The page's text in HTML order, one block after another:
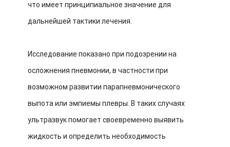
что имеет принципиальное значение для
дальнейшей тактики лечения.
Исследование показано при подозрении на
осложнения пневмонии, в частности при
возможном развитии парапневмонического
выпота или эмпиемы плевры. В таких случаях
ультразвук помогает своевременно выявить
жидкость и определить необходимость